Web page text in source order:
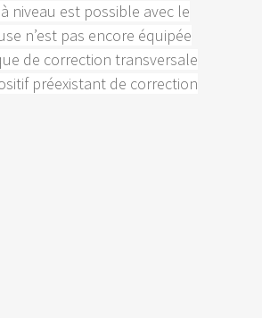
niveau est possible avec le
n’est pas encore équipée
de correction transversale
préexistant de correction